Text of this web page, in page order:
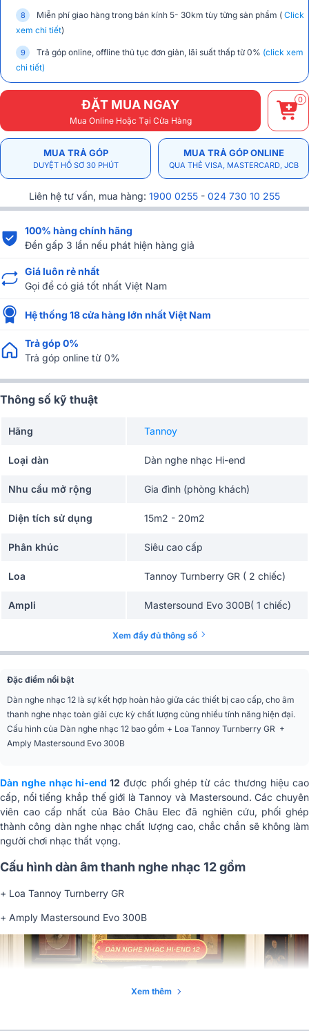
Miễn phí giao hàng trong bán kính 5- 30km tùy từng sản phẩm ( Click
xem chi tiết)
Trả góp online, offline thủ tục đơn giản, lãi suất thấp từ 0% (click xem
chi tiết)
ĐẶT MUA NGAY
Mua Online Hoặc Tại Cửa Hàng
0
MUA TRẢ GÓP
DUYỆT HỒ SƠ 30 PHÚT
MUA TRẢ GÓP ONLINE
QUA THẺ VISA, MASTERCARD, JCB
Liên hệ tư vấn, mua hàng: 1900 0255 - 024 730 10 255
100% hàng chính hãng
Đền gấp 3 lần nếu phát hiện hàng giả
Giá luôn rẻ nhất
Gọi để có giá tốt nhất Việt Nam
Hệ thống 18 cửa hàng lớn nhất Việt Nam
Trả góp 0%
Trả góp online từ 0%
Thông số kỹ thuật
Hãng Tannoy
Loại dàn Dàn nghe nhạc Hi-end
Nhu cầu mở rộng Gia đình (phòng khách)
Diện tích sử dụng 15m2 - 20m2
Phân khúc Siêu cao cấp
Loa Tannoy Turnberry GR ( 2 chiếc)
Ampli Mastersound Evo 300B( 1 chiếc)
Xem đầy đủ thông số
Đặc điểm nổi bật
Dàn nghe nhạc 12 là sự kết hợp hoàn hảo giữa các thiết bị cao cấp, cho âm
thanh nghe nhạc toàn giải cực kỳ chất lượng cùng nhiều tính năng hiện đại.
Cấu hình của Dàn nghe nhạc 12 bao gồm + Loa Tannoy Turnberry GR +
Amply Mastersound Evo 300B
Dàn nghe nhạc hi-end 12 được phối ghép từ các thương hiệu cao
cấp, nổi tiếng khắp thế giới là Tannoy và Mastersound. Các chuyên
viên cao cấp nhất của Bảo Châu Elec đã nghiên cứu, phối ghép
thành công dàn nghe nhạc chất lượng cao, chắc chắn sẽ không làm
người chơi nhạc thất vọng.
Cấu hình dàn âm thanh nghe nhạc 12 gồm
+ Loa Tannoy Turnberry GR
+ Amply Mastersound Evo 300B
Xem thêm